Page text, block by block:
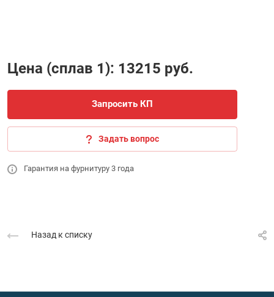
Цена (сплав 1): 13215 руб.
Запросить КП
Задать вопрос
Гарантия на фурнитуру 3 года
Назад к списку